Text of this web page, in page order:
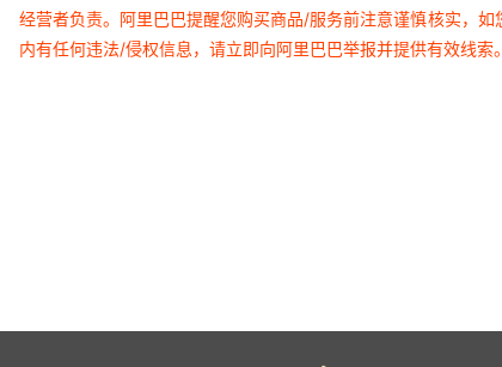
经营者负责。阿里巴巴提醒您购买商品/服务前注意谨慎核实，
内有任何违法/侵权信息，请立即向阿里巴巴举报并提供有效线索。